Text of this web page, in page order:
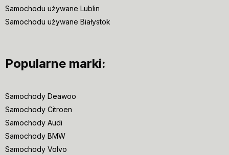
Samochodu używane Lublin
Samochodu używane Białystok
Popularne marki:
Samochody Deawoo
Samochody Citroen
Samochody Audi
Samochody BMW
Samochody Volvo